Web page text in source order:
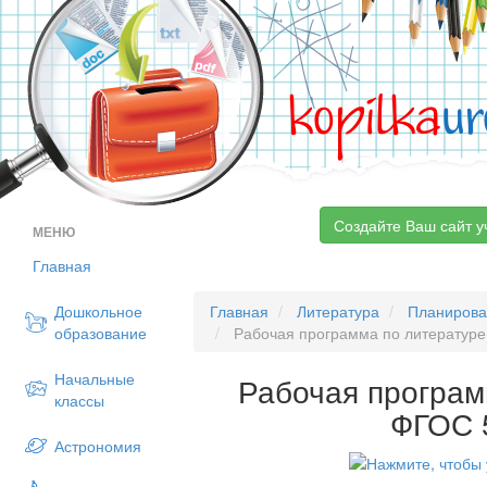
kopilka
МЕНЮ
Главная
Дошкольное
образование
Начальные
классы
Астрономия
Создайте Ваш сайт
Главная Литература
Рабочая программа по
Рабочая
ФГОС